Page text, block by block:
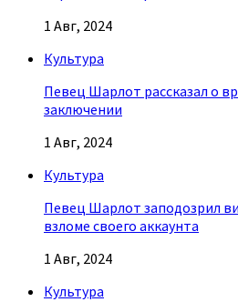
1 Авг, 2024
Культура
Певец Шарлот рассказал о
заключении
1 Авг, 2024
Культура
Певец Шарлот заподозрил
взломе своего аккаунта
1 Авг, 2024
Культура